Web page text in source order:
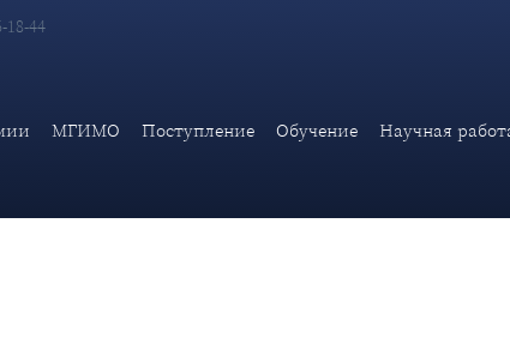
18-44
МГИМО Поступление Обучение Научная
Молодёжной коллегии Дипломатической академии